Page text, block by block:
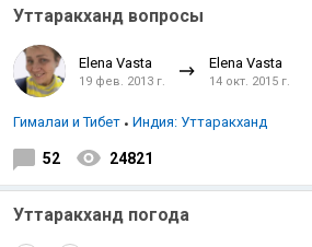
Уттаракханд вопросы
Elena Vasta
19 фев. 2013 г.
Elena Vasta
14 окт. 2015 г.
Гималаи и Тибет Индия: Уттаракханд
52 24821
Уттаракханд погода